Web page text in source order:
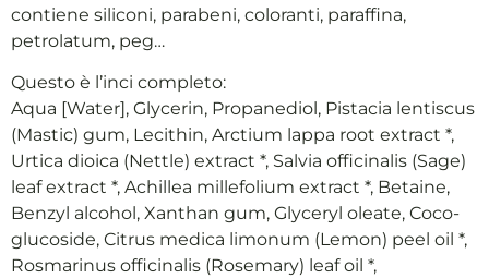
contiene siliconi, parabeni, coloranti, paraffina,
petrolatum, peg…
Questo è l’inci completo:
Aqua [Water], Glycerin, Propanediol, Pistacia lentiscus
(Mastic) gum, Lecithin, Arctium lappa root extract *,
Urtica dioica (Nettle) extract *, Salvia officinalis (Sage)
leaf extract *, Achillea millefolium extract *, Betaine,
Benzyl alcohol, Xanthan gum, Glyceryl oleate, Coco-
glucoside, Citrus medica limonum (Lemon) peel oil *,
Rosmarinus officinalis (Rosemary) leaf oil *,